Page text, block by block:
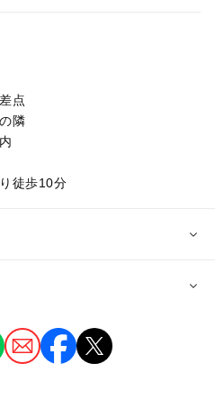
点
隣
徒歩10分
小学生 中学生･高校生
き物ふれあい